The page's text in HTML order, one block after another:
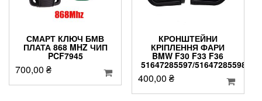
СМАРТ КЛЮЧ БМВ
ПЛАТА 868 MHZ ЧИП
PCF7945
700,00 ₴
КРОНШТЕЙНИ
КРІПЛЕННЯ ФАРИ
BMW F30 F33 F36
51647285597/51647285598
400,00 ₴